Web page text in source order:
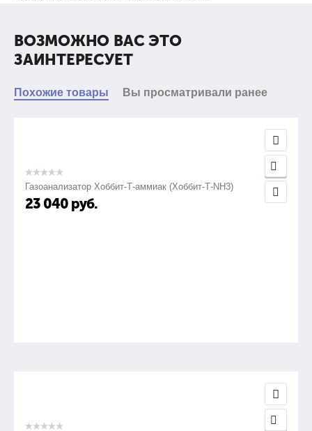
ВОЗМОЖНО ВАС ЭТО
ЗАИНТЕРЕСУЕТ
Похожие товары Вы просматривали ранее
Газоанализатор Хоббит-Т-аммиак (Хоббит-Т-NH3)
23 040 руб.